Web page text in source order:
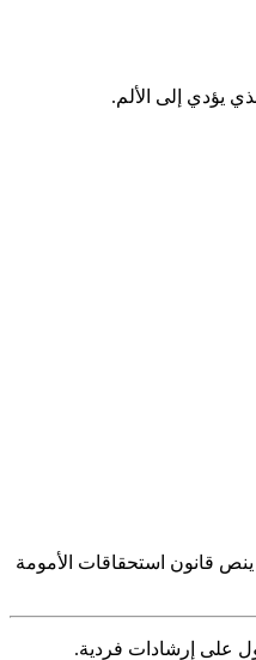
قانون استحقاقات الأمومة
على إرشادات فردية.